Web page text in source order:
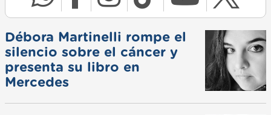
Débora Martinelli rompe el
silencio sobre el cáncer y
presenta su libro en
Mercedes